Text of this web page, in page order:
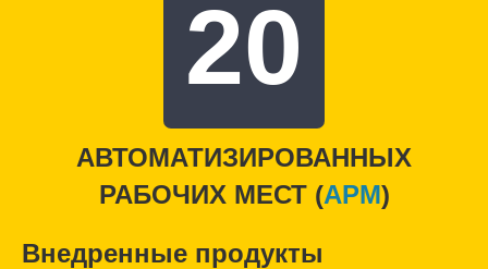
20
АВТОМАТИЗИРОВАННЫХ
РАБОЧИХ МЕСТ (APM)
Внедренные продукты